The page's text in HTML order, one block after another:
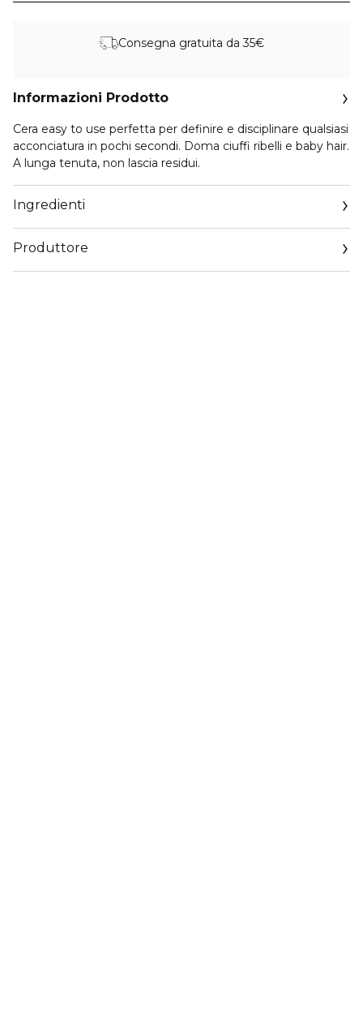
Consegna gratuita da 35€
Informazioni Prodotto
Cera easy to use perfetta per definire e disciplinare qualsiasi
acconciatura in pochi secondi. Doma ciuffi ribelli e baby hair.
A lunga tenuta, non lascia residui.
Ingredienti
Produttore